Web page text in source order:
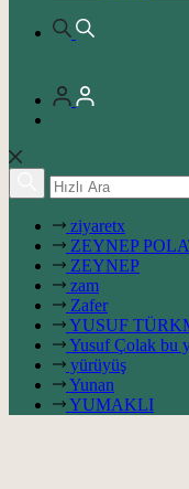
ziyaretx
ZEYNEP
ZEYNEP
zam
Zafer
YUSUF
Yusuf Çolak bu
yürüyüş
Yunan
YUMAKLI